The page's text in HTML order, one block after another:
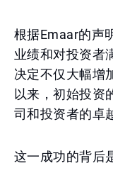
根据Emaar的声
业绩和对投资者
决定不仅大幅增
以来，初始投资
司和投资者的卓
这一成功的背后